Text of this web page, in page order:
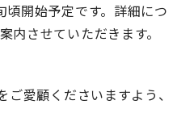
開始予定です。詳細につ
内させていただきます。
ご愛顧くださいますよう、